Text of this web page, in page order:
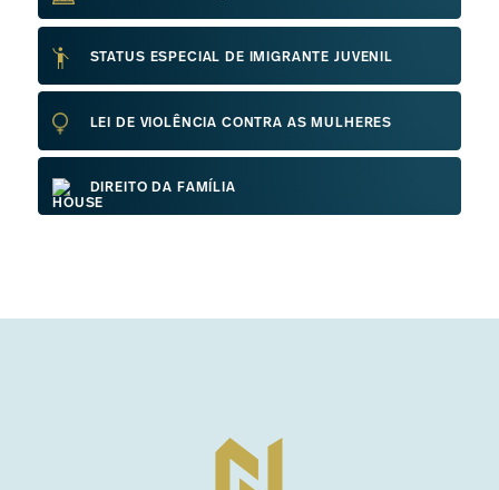
STATUS ESPECIAL DE IMIGRANTE JUVENIL
LEI DE VIOLÊNCIA CONTRA AS MULHERES
DIREITO DA FAMÍLIA